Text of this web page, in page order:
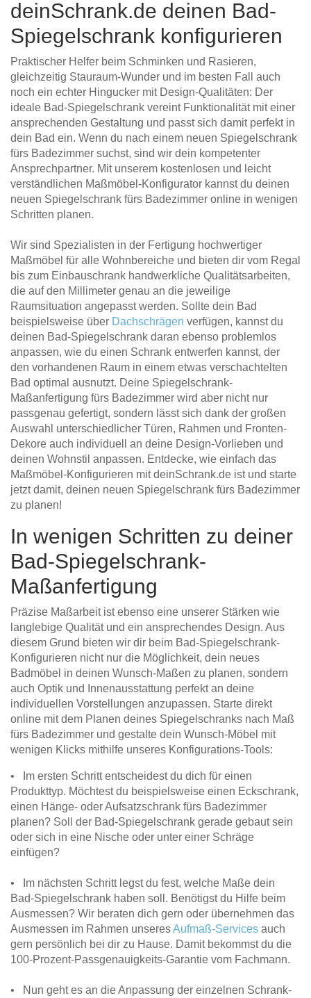
deinSchrank.de deinen Bad-
Spiegelschrank konfigurieren
Praktischer Helfer beim Schminken und Rasieren,
gleichzeitig Stauraum-Wunder und im besten Fall auch
noch ein echter Hingucker mit Design-Qualitäten: Der
ideale Bad-Spiegelschrank vereint Funktionalität mit einer
ansprechenden Gestaltung und passt sich damit perfekt in
dein Bad ein. Wenn du nach einem neuen Spiegelschrank
fürs Badezimmer suchst, sind wir dein kompetenter
Ansprechpartner. Mit unserem kostenlosen und leicht
verständlichen Maßmöbel-Konfigurator kannst du deinen
neuen Spiegelschrank fürs Badezimmer online in wenigen
Schritten planen.
Wir sind Spezialisten in der Fertigung hochwertiger
Maßmöbel für alle Wohnbereiche und bieten dir vom Regal
bis zum Einbauschrank handwerkliche Qualitätsarbeiten,
die auf den Millimeter genau an die jeweilige
Raumsituation angepasst werden. Sollte dein Bad
beispielsweise über Dachschrägen verfügen, kannst du
deinen Bad-Spiegelschrank daran ebenso problemlos
anpassen, wie du einen Schrank entwerfen kannst, der
den vorhandenen Raum in einem etwas verschachtelten
Bad optimal ausnutzt. Deine Spiegelschrank-
Maßanfertigung fürs Badezimmer wird aber nicht nur
passgenau gefertigt, sondern lässt sich dank der großen
Auswahl unterschiedlicher Türen, Rahmen und Fronten-
Dekore auch individuell an deine Design-Vorlieben und
deinen Wohnstil anpassen. Entdecke, wie einfach das
Maßmöbel-Konfigurieren mit deinSchrank.de ist und starte
jetzt damit, deinen neuen Spiegelschrank fürs Badezimmer
zu planen!
In wenigen Schritten zu deiner
Bad-Spiegelschrank-
Maßanfertigung
Präzise Maßarbeit ist ebenso eine unserer Stärken wie
langlebige Qualität und ein ansprechendes Design. Aus
diesem Grund bieten wir dir beim Bad-Spiegelschrank-
Konfigurieren nicht nur die Möglichkeit, dein neues
Badmöbel in deinen Wunsch-Maßen zu planen, sondern
auch Optik und Innenausstattung perfekt an deine
individuellen Vorstellungen anzupassen. Starte direkt
online mit dem Planen deines Spiegelschranks nach Maß
fürs Badezimmer und gestalte dein Wunsch-Möbel mit
wenigen Klicks mithilfe unseres Konfigurations-Tools:
• Im ersten Schritt entscheidest du dich für einen
Produkttyp. Möchtest du beispielsweise einen Eckschrank,
einen Hänge- oder Aufsatzschrank fürs Badezimmer
planen? Soll der Bad-Spiegelschrank gerade gebaut sein
oder sich in eine Nische oder unter einer Schräge
einfügen?
• Im nächsten Schritt legst du fest, welche Maße dein
Bad-Spiegelschrank haben soll. Benötigst du Hilfe beim
Ausmessen? Wir beraten dich gern oder übernehmen das
Ausmessen im Rahmen unseresAufmaß-Services auch
gern persönlich bei dir zu Hause. Damit bekommst du die
100-Prozent-Passgenauigkeits-Garantie vom Fachmann.
• Nun geht es an die Anpassung der einzelnen Schrank-